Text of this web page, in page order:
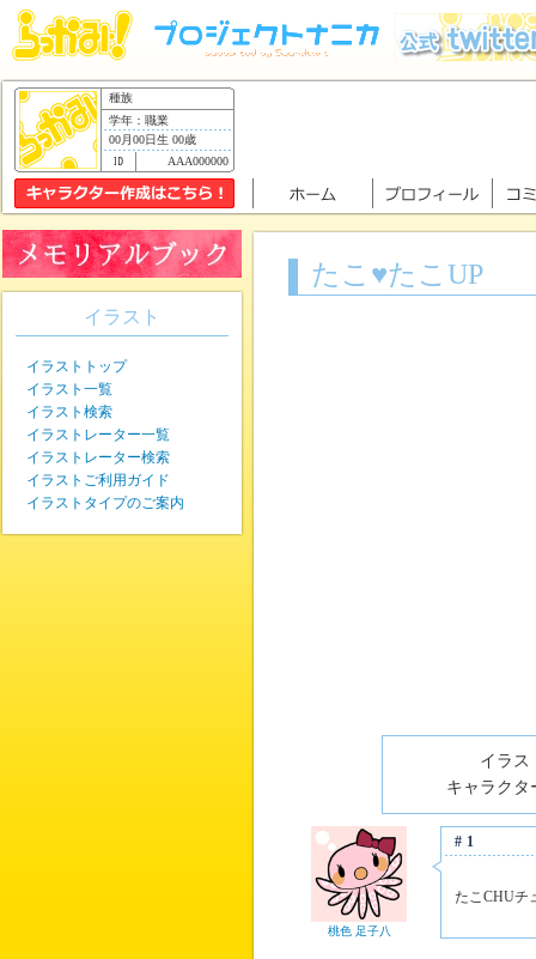
種族
学年：職業
00月00日生 00歳
AAA000000
たこ♥たこUP
イラス
キャラクタ
桃色 足子八
#1
たこCHU
イラスト
イラストトップ
イラスト一覧
イラスト検索
イラストレーター一覧
イラストレーター検索
イラストご利用ガイド
イラストタイプのご案内